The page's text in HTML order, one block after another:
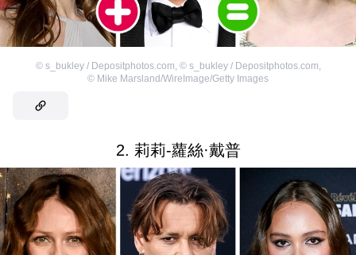
© s_bukley / Depositphotos.com © s_bukley / Depositphotos.com
© Mike Marsland/WireImage/Getty Images
2. 莉莉-蘿絲·戴普